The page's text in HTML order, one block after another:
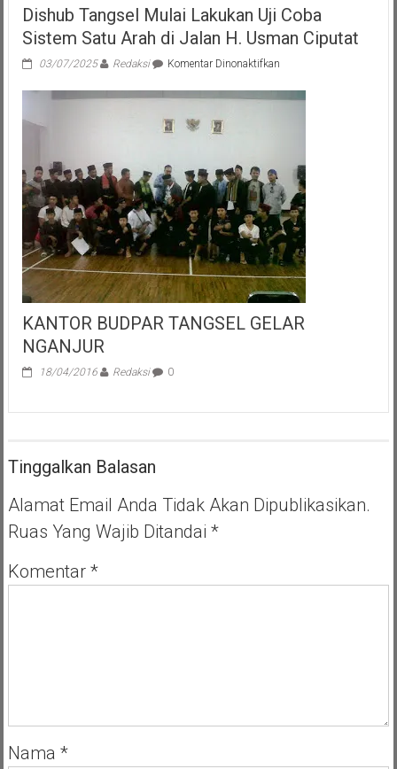
Dishub Tangsel Mulai Lakukan Uji Coba
Sistem Satu Arah di Jalan H. Usman Ciputat
03/07/2025 Redaksi Komentar Dinonaktifkanpada
Sistem
Satu
Arah
di
Jalan
H.
Usman
Ciputat
KANTOR BUDPAR TANGSEL GELAR
NGANJUR
18/04/2016 Redaksi 0
Tinggalkan Balasan
Alamat Email Anda Tidak Akan Dipublikasikan.
Ruas Yang Wajib Ditandai *
Komentar *
Nama *